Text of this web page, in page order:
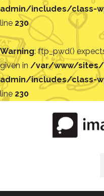
admin/includes/class-
line 230
Warning: ftp_pwd()
given in /var/www/sites/
admin/includes/class-
line 230